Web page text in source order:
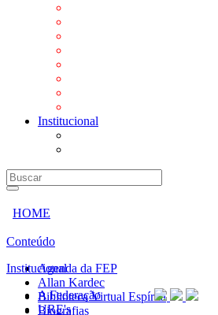
Institucional
HOME
Conteúdo
Agenda da FEP
Allan Kardec
Biblioteca Virtual Espírita
Biografias
Institucional
A Federação
URE's